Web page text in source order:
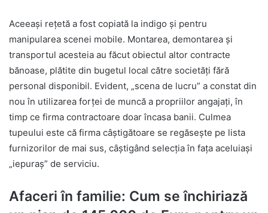
Aceeași rețetă a fost copiată la indigo și pentru
manipularea scenei mobile. Montarea, demontarea și
transportul acesteia au făcut obiectul altor contracte
bănoase, plătite din bugetul local către societăți fără
personal disponibil. Evident, „scena de lucru” a constat din
nou în utilizarea forței de muncă a propriilor angajați, în
timp ce firma contractoare doar încasa banii. Culmea
tupeului este că firma câștigătoare se regăsește pe lista
furnizorilor de mai sus, câștigând selecția în fața aceluiași
„iepuraș” de serviciu.
Afaceri în familie: Cum se închiriază